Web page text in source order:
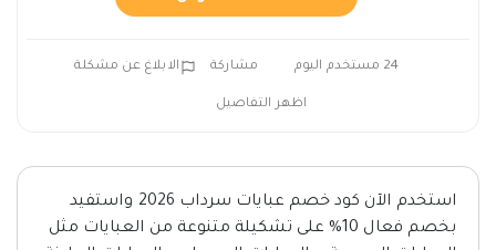
24 مستخدم اليوم مشاركة الابلاغ عن مشكلة
اظهر التفاصيل
استخدم الآن كود خصم عبايات سرداب 2026 واستفيد
بخصم فعال 10% على تشكيلة متنوعة من العبايات مثل